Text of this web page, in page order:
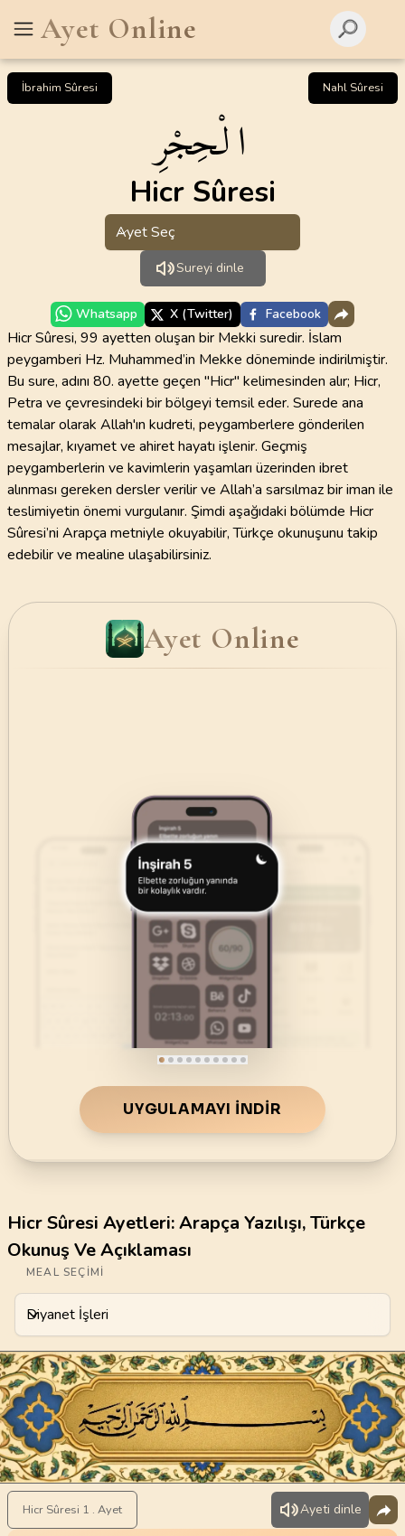
Ayet Online
İbrahim Sûresi Nahl Sûresi
الْحِجْرِ
Hicr Sûresi
Ayet Seç
Sureyi dinle
Whatsapp X (Twitter) Facebook
Hicr Sûresi, 99 ayetten oluşan bir Mekki suredir. İslam
peygamberi Hz. Muhammed’in Mekke döneminde indirilmiştir.
Bu sure, adını 80. ayette geçen "Hicr" kelimesinden alır; Hicr,
Petra ve çevresindeki bir bölgeyi temsil eder. Surede ana
temalar olarak Allah'ın kudreti, peygamberlere gönderilen
mesajlar, kıyamet ve ahiret hayatı işlenir. Geçmiş
peygamberlerin ve kavimlerin yaşamları üzerinden ibret
alınması gereken dersler verilir ve Allah’a sarsılmaz bir iman ile
teslimiyetin önemi vurgulanır. Şimdi aşağıdaki bölümde Hicr
Sûresi’ni Arapça metniyle okuyabilir, Türkçe okunuşunu takip
edebilir ve mealine ulaşabilirsiniz.
Ayet Online
UYGULAMAYI İNDIR
Hicr Sûresi Ayetleri: Arapça Yazılışı, Türkçe
Okunuş Ve Açıklaması
MEAL SEÇIMI
Diyanet İşleri
Hicr Sûresi 1 . Ayet Ayeti dinle